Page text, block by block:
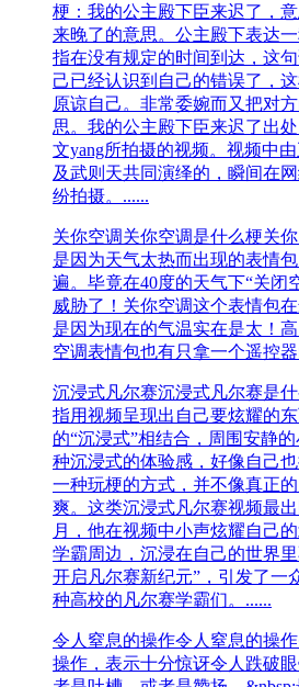
梗：我的公主殿下臣来迟了，
来晚了的意思。公主殿下表达
指在没有规定的时间到达，这
己已经认识到自己的错误了，
原谅自己。非常委婉而又把对
思。我的公主殿下臣来迟了出
文yang所拍摄的视频。视频中
及武则天共同演绎的，瞬间在
纷拍摄。......
关你空调关你空调是什么梗关
是因为天气太热而出现的表情
遍。毕竟在40度的天气下“关闭
威胁了！关你空调这个表情包
是因为现在的气温实在是太！
空调表情包也有只拿一个遥控
沉浸式凡尔赛沉浸式凡尔赛是
指用视频呈现出自己要炫耀的
的“沉浸式”相结合，周围安静
种沉浸式的体验感，好像自己
一种玩梗的方式，并不像真正
爽。‌‌‌‌‌‌‌‌‌‌这类沉浸式凡尔赛视频最
月，他在视频中小声炫耀自己
学霸周边，沉浸在自己的世界
开启凡尔赛新纪元”，引发了一
种高校的凡尔赛学霸们。......
令人窒息的操作令人窒息的操
操作，表示十分惊讶令人跌破